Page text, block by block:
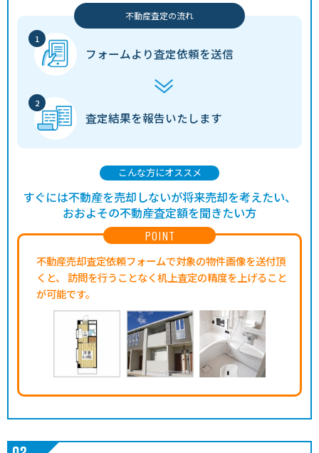
不動産査定の流れ
フォームより査定依頼を送信
査定結果を報告いたします
POINT
不動産売却査定依頼フォームで対象の物件画像を送付頂
くと、
訪問を行うことなく机上査定の精度を上げること
が可能です。
こんな方にオススメ
すぐには不動産を売却しないが将来売却を考えたい、
おおよその不動産査定額を聞きたい方